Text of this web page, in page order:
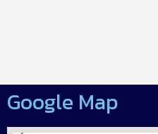
Google Map